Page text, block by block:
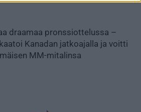
draamaa pronssiottelussa –
Kanadan jatkoajalla ja voitti
MM-mitalinsa